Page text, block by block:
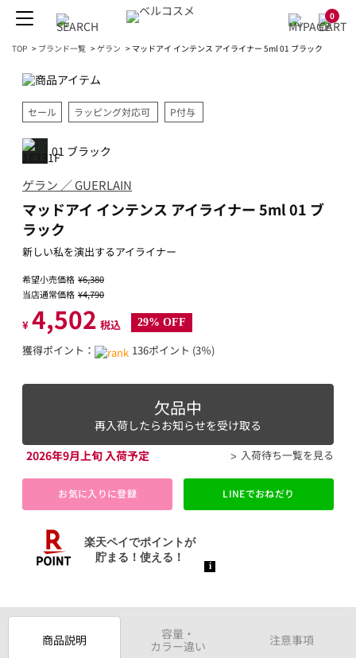
0
TOP > ブランド一覧 >ゲラン > マッドアイ インテンス アイライナー 5ml 01 ブラック
セール ラッピング対応可 P付与
01 ブラック
ゲラン ／ GUERLAIN
マッドアイ インテンス アイライナー 5ml 01 ブ
ラック
新しい私を演出するアイライナー
希望小売価格 ¥6,380
当店通常価格 ¥4,790
¥ 4,502 税込 29% OFF
獲得ポイント： 136ポイント (3％)
欠品中
再入荷したらお知らせを受け取る
2026年9月上旬 入荷予定
入荷待ち一覧を見る
お気に入りに登録 LINEでおねだり
商品説明
容量・
カラー違い
注意事項